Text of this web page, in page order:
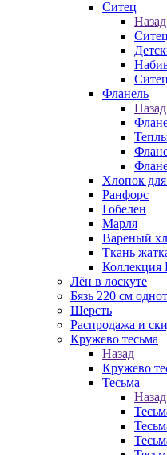
Ситец
Назад
Ситец
Фланель
Назад
Хлопок для
Ранфорс
Гобелен
Марля
Вареный
Ткань
Коллекция
Лён в лоскуте
Бязь 220 см
Шерсть
Распродажа и
Кружево тесьма
Назад
Кружево
Тесьма
Назад